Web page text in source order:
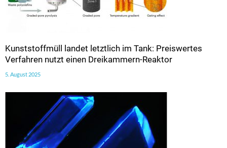
Kunststoffmüll landet letztlich im Tank: Preiswertes
Verfahren nutzt einen Dreikammern-Reaktor
5. August 2025